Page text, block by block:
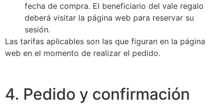
fecha de compra. El beneficiario del vale regalo
deberá visitar la página web para reservar su
sesión.
Las tarifas aplicables son las que figuran en la página
web en el momento de realizar el pedido.
4. Pedido y confirmación